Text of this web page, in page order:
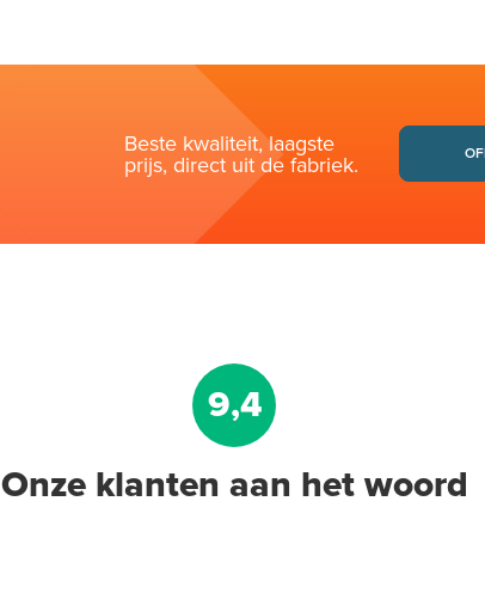
Beste kwaliteit, laagste
prijs, direct uit de fabriek.
9,4
Onze klanten aan het woord